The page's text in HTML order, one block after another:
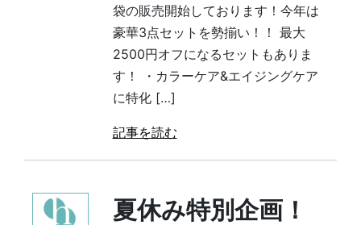
袋の販売開始しております！今年は
豪華3点セットを勢揃い！！ 最大
2500円オフになるセットもありま
す！ ・カラーケア&エイジングケア
に特化 […]
記事を読む
夏休み特別企画！